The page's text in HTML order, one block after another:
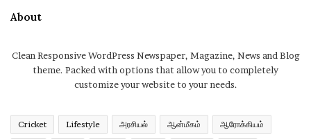
About
Clean Responsive WordPress Newspaper, Magazine, News and Blog
theme. Packed with options that allow you to completely
customize your website to your needs.
Cricket Lifestyle அரசியல் ஆன்மீகம் ஆரோக்கியம்